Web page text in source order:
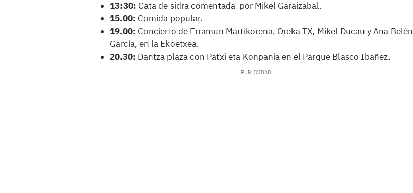
13:30: Cata de sidra comentada por Mikel Garaizabal.
15.00: Comida popular.
19.00: Concierto de Erramun Martikorena, Oreka TX, Mikel Ducau y Ana Belén
García, en la Ekoetxea.
20.30: Dantza plaza con Patxi eta Konpania en el Parque Blasco Ibañez.